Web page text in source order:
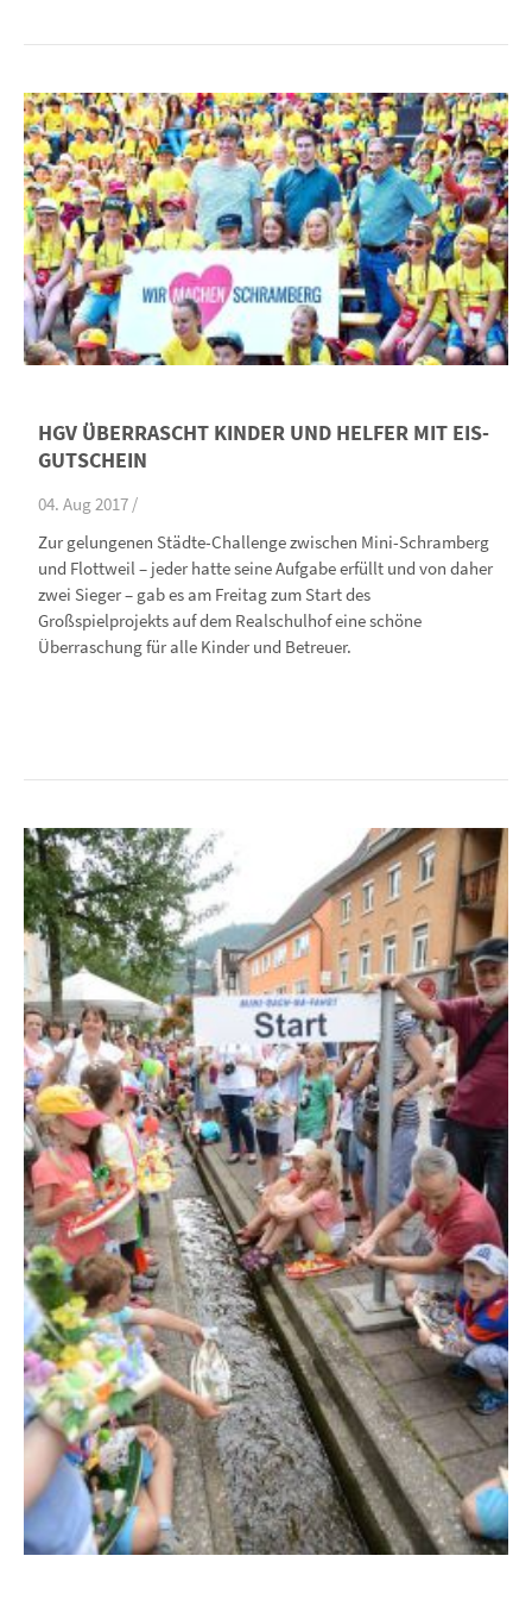
HGV ÜBERRASCHT KINDER UND HELFER MIT EIS-
GUTSCHEIN
04. Aug 2017 /
Zur gelungenen Städte-Challenge zwischen Mini-Schramberg
und Flottweil – jeder hatte seine Aufgabe erfüllt und von daher
zwei Sieger – gab es am Freitag zum Start des
Großspielprojekts auf dem Realschulhof eine schöne
Überraschung für alle Kinder und Betreuer.